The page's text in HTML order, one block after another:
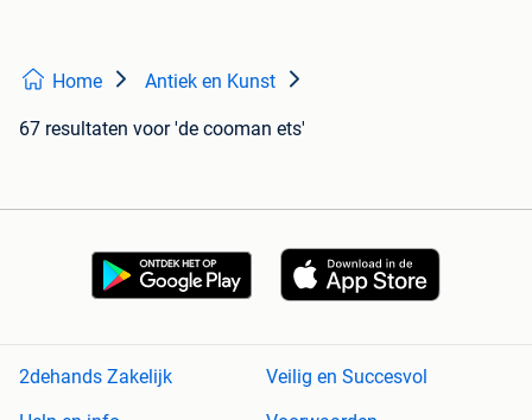
Home Antiek en Kunst
67 resultaten voor 'de cooman ets'
2dehands Zakelijk
Veilig en Succesvol